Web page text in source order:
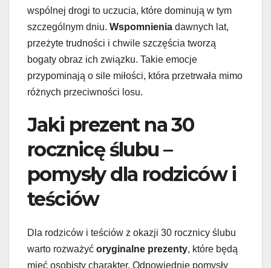
wspólnej drogi to uczucia, które dominują w tym
szczególnym dniu. Wspomnienia dawnych lat,
przeżyte trudności i chwile szczęścia tworzą
bogaty obraz ich związku. Takie emocje
przypominają o sile miłości, która przetrwała mimo
różnych przeciwności losu.
Jaki prezent na 30
rocznicę ślubu –
pomysły dla rodziców i
teściów
Dla rodziców i teściów z okazji 30 rocznicy ślubu
warto rozważyć oryginalne prezenty, które będą
mieć osobisty charakter. Odpowiednie pomysły